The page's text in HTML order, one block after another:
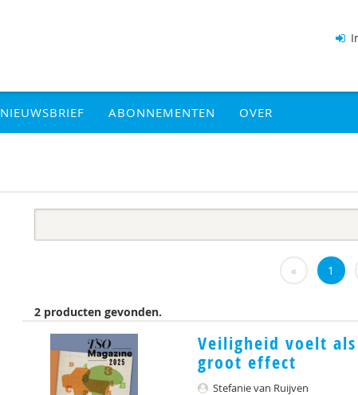
NIEUWSBRIEF ABONNEMENTEN OVER
« 1
2 producten gevonden.
Veiligheid voelt
groot effect
Stefanie van Ruijven